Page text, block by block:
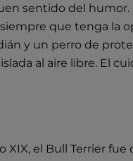
sentido del
que tenga la
y un perro de
al aire libre. El
el Bull Terrier